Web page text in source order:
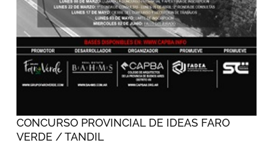
CONCURSO PROVINCIAL DE IDEAS FARO
VERDE / TANDIL